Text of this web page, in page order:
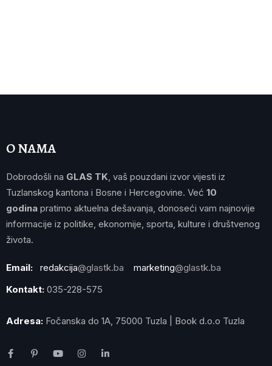
O NAMA
Dobrodošli na GLAS TK , vaš pouzdani izvor vijesti iz
Tuzlanskog kantona i Bosne i Hercegovine. Već 10
godina pratimo aktuelna dešavanja, donoseći vam najnovije
informacije iz politike, ekonomije, sporta, kulture i društvenog
života.
Email: redakcija@glastk.ba marketing@glastk.ba
Kontakt: 035-228-575
Adresa: Fočanska do 1A, 75000 Tuzla | Book d.o.o Tuzla